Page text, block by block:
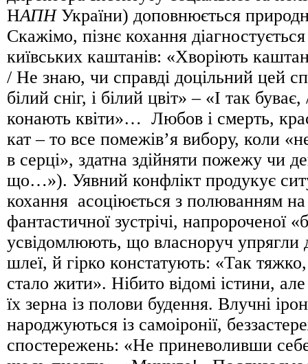
НАПНУкраїни) доповнюється
Скажімо, пізнє кохання
київських каштанів: «Хворіють
/ Не знаю, чи справді доцільний цей
білий сніг, і білий цвіт» – «І так
конають квіти»… Любов і смерть,
кат – то все помежів’я вибору, коли
в серці», здатна здійняти пожежу чи
що…»). Уявний конфлікт продукує
кохання асоціюється з полюванням
фантастичної зустрічі, напророченої
усвідомлюють, що власноруч упрягли
шлеї, й гірко констатують: «Так
стало жити». Нібито відомі істини,
їх зерна із полови будення. Влучні
народжуються із самоіронії,
спостережень: «Не приневоливши